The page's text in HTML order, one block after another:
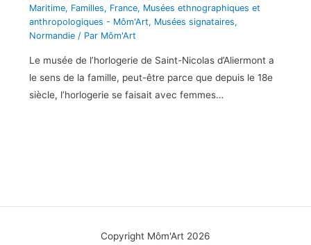
Maritime, Familles, France, Musées ethnographiques et
anthropologiques - Môm'Art, Musées signataires,
Normandie/ Par Môm'Art
Le musée de l’horlogerie de Saint-Nicolas d’Aliermont a
le sens de la famille, peut-être parce que depuis le 18e
siècle, l’horlogerie se faisait avec femmes…
Copyright Môm'Art 2026